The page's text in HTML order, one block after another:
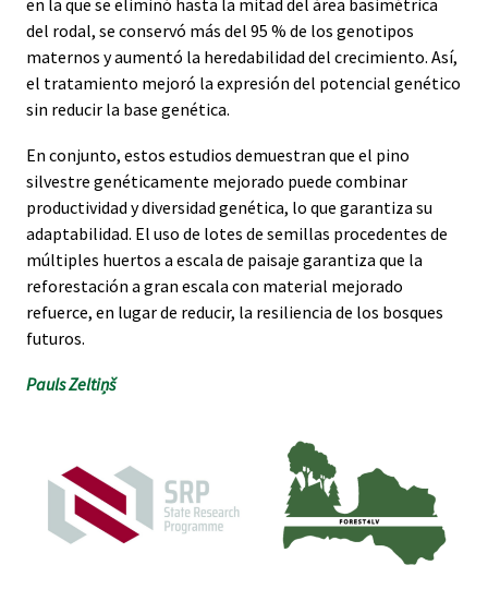
del rodal, se conservó más del 95 % de los genotipos
maternos y aumentó la heredabilidad del crecimiento. Así,
el tratamiento mejoró la expresión del potencial genético
sin reducir la base genética.
En conjunto, estos estudios demuestran que el pino
silvestre genéticamente mejorado puede combinar
productividad y diversidad genética, lo que garantiza su
adaptabilidad. El uso de lotes de semillas procedentes de
múltiples huertos a escala de paisaje garantiza que la
reforestación a gran escala con material mejorado
refuerce, en lugar de reducir, la resiliencia de los bosques
futuros.
Pauls Zeltiņš